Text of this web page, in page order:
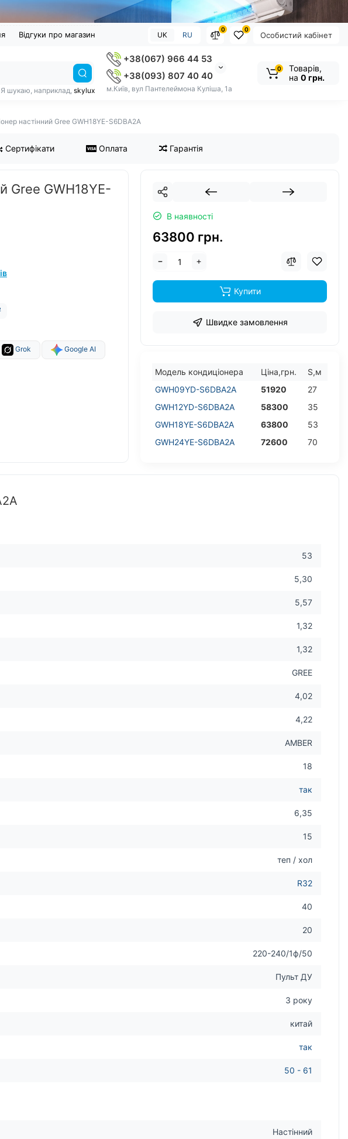
Відгуки про магазин Особистий кабінет
0
0
UK RU
+38(067) 966 44 53
+38(093) 807 40 40
м.Київ, вул Пантелеймона Куліша, 1а
Я шукаю, наприклад, skylux
0
Товарів,
на 0 грн.
настінний Gree GWH18YE-S6DBA2A
Сертифікати Оплата Гарантія
Gree GWH18YE-
Grok Google AI
В наявності
63800 грн.
Купити
Швидке замовлення
Модель кондицiонера Цiна,грн.
S,м
GWH09YD-S6DBA2A
51920
27
GWH12YD-S6DBA2A
58300
35
GWH18YE-S6DBA2A
63800
53
GWH24YE-S6DBA2A
72600 70
53
5,30
5,57
1,32
1,32
GREE
4,02
4,22
AMBER
18
так
6,35
15
теп / хол
R32
40
20
220-240/1ф/50
Пульт ДУ
3 року
китай
так
50 - 61
Настінний